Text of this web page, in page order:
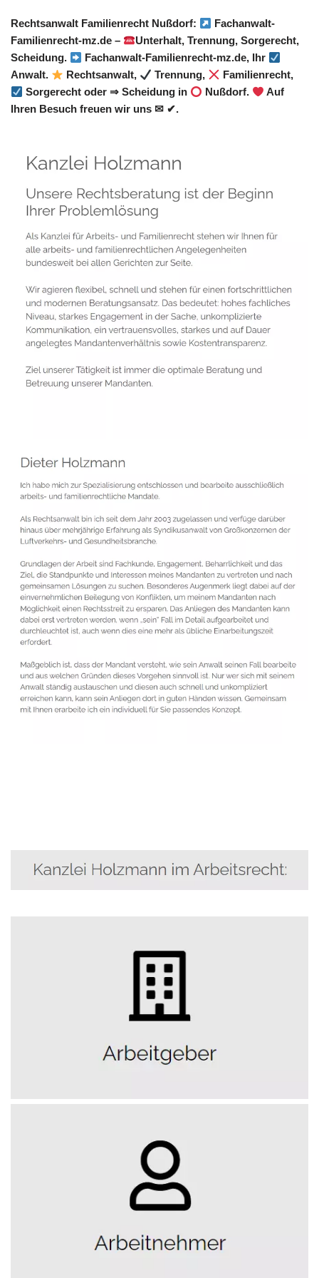
Rechtsanwalt Familienrecht Nußdorf:
Fachanwalt-
Familienrecht-mz.de –
Unterhalt, Trennung, Sorgerecht,
Scheidung.
Fachanwalt-Familienrecht-mz.de, Ihr
Anwalt.
Rechtsanwalt, Trennung,
Familienrecht,
Sorgerecht oder ⇒ Scheidung in
Nußdorf.
Auf
Ihren Besuch freuen wir uns ✉ ✔.